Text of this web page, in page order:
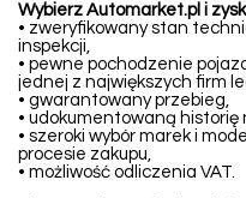
Wybierz Automarket.pl i
• zweryfikowany stan
inspekcji,
• pewne pochodzenie
jednej z największych firm
• gwarantowany przebieg,
• udokumentowaną historię
• szeroki wybór marek i
procesie zakupu,
• możliwość odliczenia VAT.